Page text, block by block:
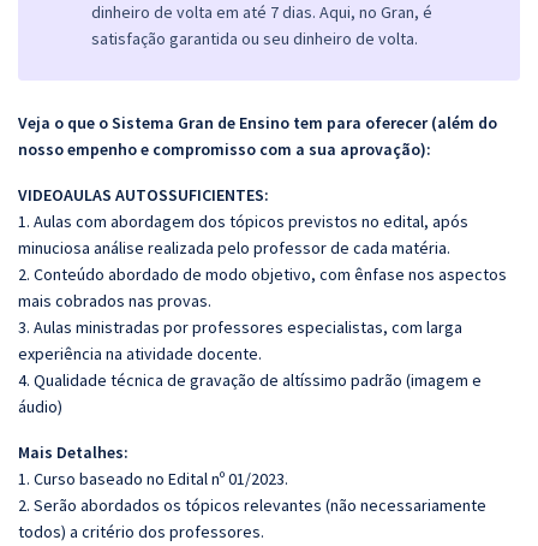
dinheiro de volta em até 7 dias. Aqui, no Gran, é
satisfação garantida ou seu dinheiro de volta.
Veja o que o Sistema Gran de Ensino tem para oferecer (além do
nosso empenho e compromisso com a sua aprovação):
VIDEOAULAS AUTOSSUFICIENTES:
1. Aulas com abordagem dos tópicos previstos no edital, após
minuciosa análise realizada pelo professor de cada matéria.
2. Conteúdo abordado de modo objetivo, com ênfase nos aspectos
mais cobrados nas provas.
3. Aulas ministradas por professores especialistas, com larga
experiência na atividade docente.
4. Qualidade técnica de gravação de altíssimo padrão (imagem e
áudio)
Mais Detalhes:
1. Curso baseado no Edital nº 01/2023.
2. Serão abordados os tópicos relevantes (não necessariamente
todos) a critério dos professores.